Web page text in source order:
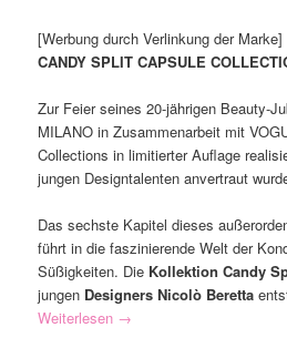
[Werbung durch Verlinkung der Marke]
CANDY SPLIT CAPSULE
Zur Feier seines 20-jährigen Beauty-
MILANO in Zusammenarbeit mit
Collections in limitierter Auflage
jungen Designtalenten anvertraut
Das sechste Kapitel dieses
führt in die faszinierende Welt der
Süßigkeiten. Die Kollektion Candy
jungen Designers Nicolò Beretta
Weiterlesen →